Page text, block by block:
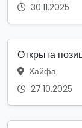
30.11.2025
Открыта
Хайфа
27.10.2025